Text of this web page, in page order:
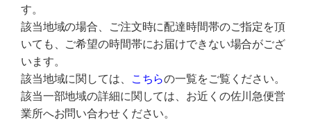
す。
該当地域の場合、ご注文時に配達時間帯のご指定を頂
いても、ご希望の時間帯にお届けできない場合がござ
います。
該当地域に関しては、
こちらの一覧をご覧ください。
該当一部地域の詳細に関しては、お近くの佐川急便営
業所へお問い合わせください。